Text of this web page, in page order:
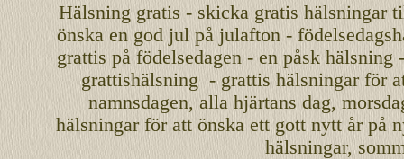
Hälsning gratis - skicka gratis
önska en god julpå julafton -
grattis på födelsedagen - en påsk
grattishälsning - grattis hälsningar för
namnsdagen,alla hjärtans dag,
hälsningar för att önska ettgott nytt årpå
hälsningar,